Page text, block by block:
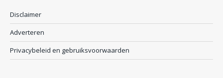
Disclaimer
Adverteren
Privacybeleid en gebruiksvoorwaarden